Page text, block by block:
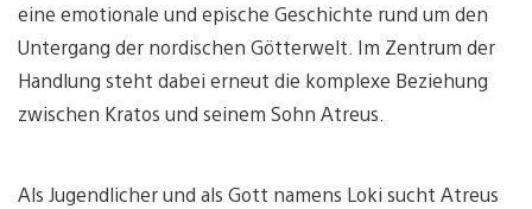
eine emotionale und epische Geschichte rund um den
Untergang der nordischen Götterwelt. Im Zentrum der
Handlung steht dabei erneut die komplexe Beziehung
zwischen Kratos und seinem Sohn Atreus.
Als Jugendlicher und als Gott namens Loki sucht Atreus